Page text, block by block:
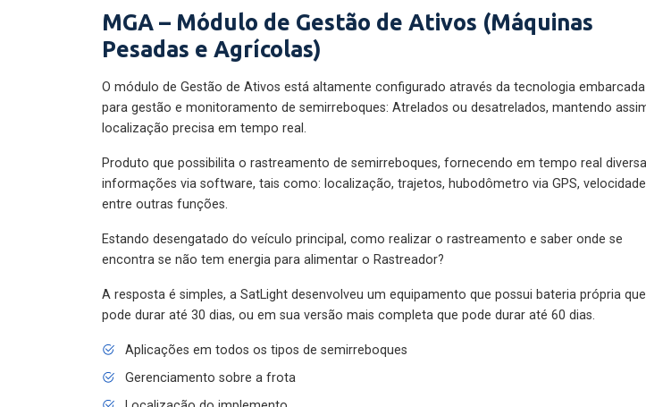
MGA – Módulo de Gestão de Ativos (Máquinas
Pesadas e Agrícolas)
O módulo de Gestão de Ativos está altamente configurado através da tecnologia embarcada
para gestão e monitoramento de semirreboques: Atrelados ou desatrelados, mantendo
localização precisa em tempo real.
Produto que possibilita o rastreamento de semirreboques, fornecendo em tempo real
informações via software, tais como: localização, trajetos, hubodômetro via GPS, velocidade
entre outras funções.
Estando desengatado do veículo principal, como realizar o rastreamento e saber onde se
encontra se não tem energia para alimentar o Rastreador?
A resposta é simples, a SatLight desenvolveu um equipamento que possui bateria própria que
pode durar até 30 dias, ou em sua versão mais completa que pode durar até 60 dias.
Aplicações em todos os tipos de semirreboques
Gerenciamento sobre a frota
Localização do implemento